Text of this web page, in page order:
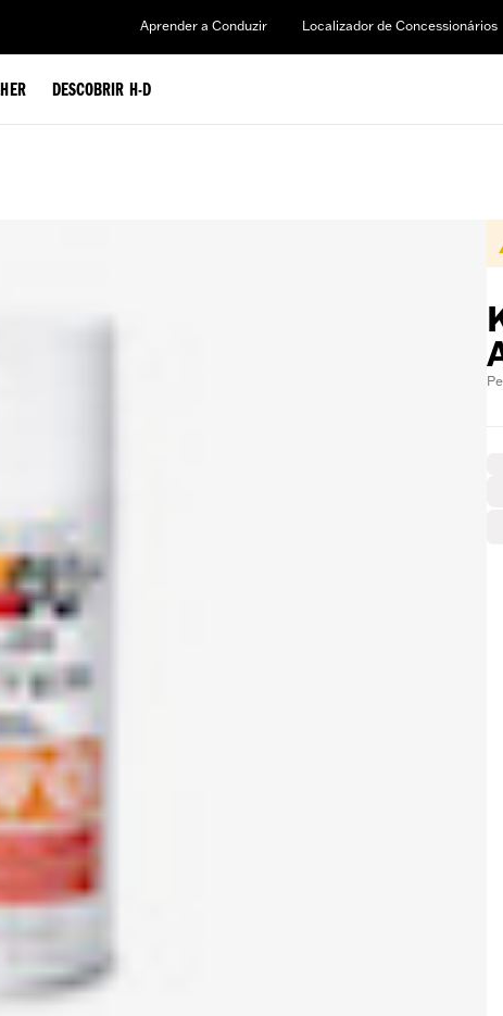
Aprender a Conduzir Localizador de Concessionários
DESCOBRIR H-D